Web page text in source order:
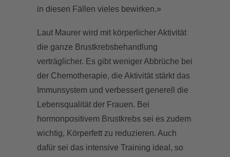
in diesen Fällen vieles bewirken.»
Laut Maurer wird mit körperlicher Aktivität
die ganze Brustkrebsbehandlung
verträglicher. Es gibt weniger Abbrüche bei
der Chemotherapie, die Aktivität stärkt das
Immunsystem und verbessert generell die
Lebensqualität der Frauen. Bei
hormonpositivem Brustkrebs sei es zudem
wichtig, Körperfett zu reduzieren. Auch
dafür sei das intensive Training ideal, so